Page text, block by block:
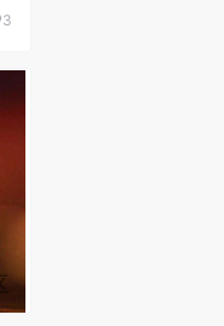
3